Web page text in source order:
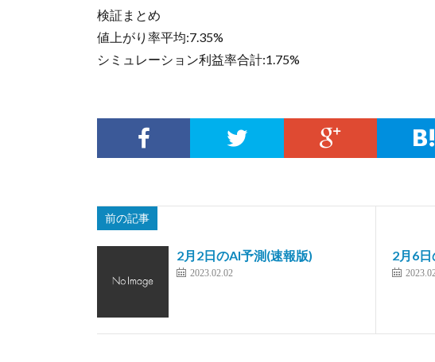
検証まとめ
値上がり率平均:7.35%
シミュレーション利益率合計:1.75%
前の記事
2月2日のAI予測(速報版)
2023.02.02
2月6